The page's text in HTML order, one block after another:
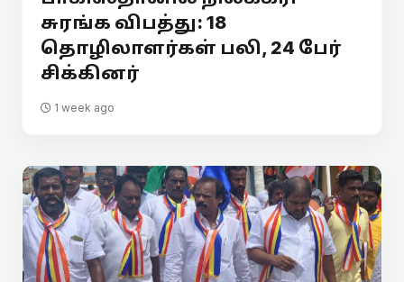
சுரங்க விபத்து: 18
தொழிலாளர்கள் பலி, 24 பேர்
சிக்கினர்
1 week ago